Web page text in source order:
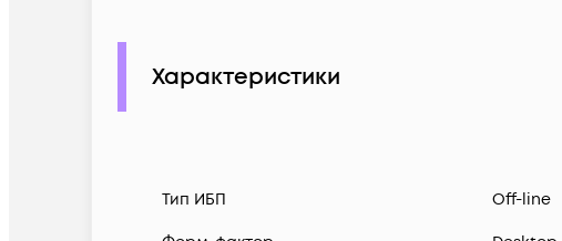
Характеристики
Тип ИБП
Off-line